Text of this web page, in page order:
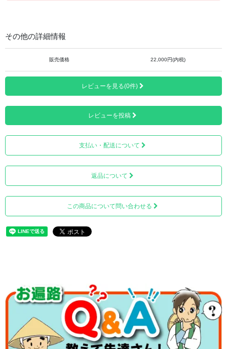
坂東三十三観音霊場第1番「杉本寺」から第33番「那古寺」
までの33ヶ寺に加え、番外1ヶ寺のご宝印（ご朱印）欄が設
その他の詳細情報
販売価格 22,000円(内税)
レビューを見る(0件)
レビューを投稿
支払い・配送について
返品について
この商品について問い合わせる